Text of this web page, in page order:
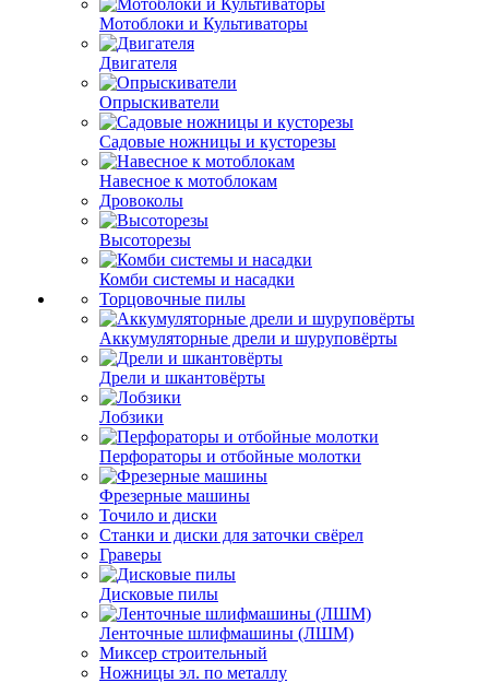
Мотоблоки и Культиваторы
Двигателя
Опрыскиватели
Садовые ножницы и кусторезы
Навесное к мотоблокам
Дровоколы
Высоторезы
Комби системы и насадки
Торцовочные пилы
Аккумуляторные дрели и шуруповёрты
Дрели и шкантовёрты
Лобзики
Перфораторы и отбойные молотки
Фрезерные машины
Точило и диски
Станки и диски для заточки свёрел
Граверы
Дисковые пилы
Ленточные шлифмашины (ЛШМ)
Миксер строительный
Ножницы эл. по металлу